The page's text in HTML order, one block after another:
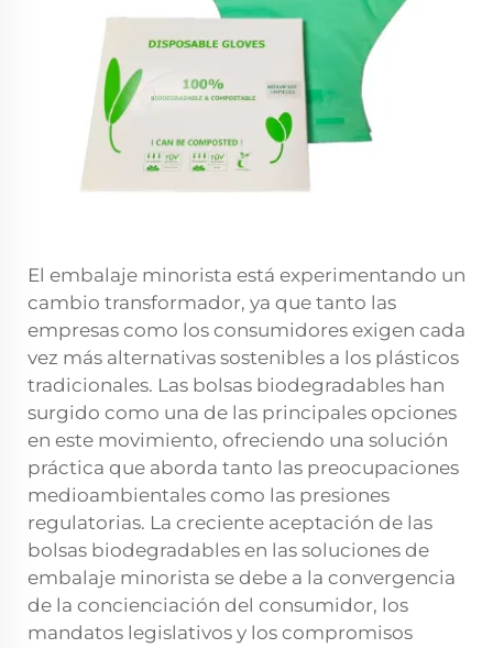
El embalaje minorista está experimentando un
cambio transformador, ya que tanto las
empresas como los consumidores exigen cada
vez más alternativas sostenibles a los plásticos
tradicionales. Las bolsas biodegradables han
surgido como una de las principales opciones
en este movimiento, ofreciendo una solución
práctica que aborda tanto las preocupaciones
medioambientales como las presiones
regulatorias. La creciente aceptación de las
bolsas biodegradables en las soluciones de
embalaje minorista se debe a la convergencia
de la concienciación del consumidor, los
mandatos legislativos y los compromisos